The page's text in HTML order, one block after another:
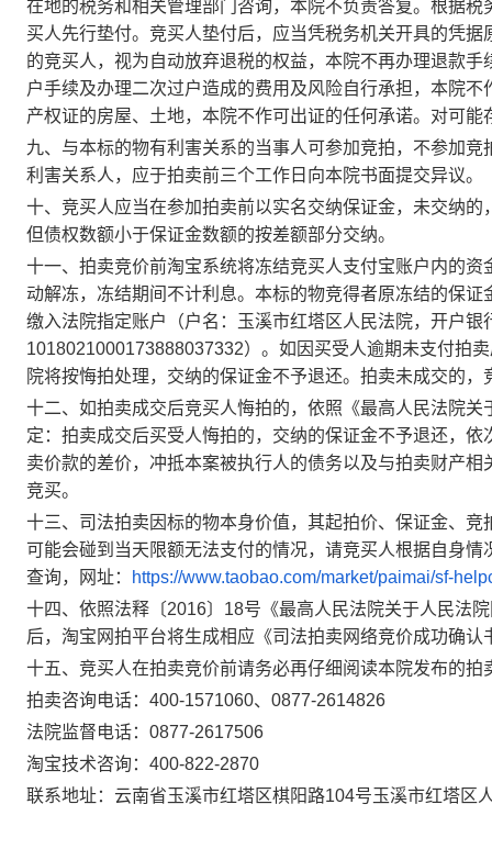
在地的税务和相关管理部门咨询，本院不负责答复。根据
买人先行垫付。竞买人垫付后，应当凭税务机关开具的凭据
的竞买人，视为自动放弃退税的权益，本院不再办理退款
户手续及办理二次过户造成的费用及风险自行承担，本院
产权证的房屋、土地，本院不作可出证的任何承诺。 对可能
九、与本标的物有利害关系的当事人可参加竞拍，不参加
利害关系人，应于拍卖前三个工作日向本院书面提交异议。
十、竞买人应当在参加拍卖前以实名交纳保证金，未交纳
但债权数额小于保证金数额的按差额部分交纳。
十一、拍卖竞价前淘宝系统将冻结竞买人支付宝账户内的
动解冻，冻结期间不计利息。本标的物竞得者原冻结的保
缴入法院指定账户
（户名：玉溪市红塔区人民法院，开户
1018021000173888037332）。 如因买受人逾期未支付拍
院将按悔拍处理，交纳的保证金不予退还。 拍卖未成交的，
十二、如拍卖成交后竞买人悔拍的，依照《最高人民法院
定：拍卖成交后买受人悔拍的，交纳的保证金不予退还，
卖价款的差价，冲抵本案被执行人的债务以及与拍卖财产
竞买。
十三、司法拍卖因标的物本身价值，其起拍价、保证金、
可能会碰到当天限额无法支付的情况，请竞买人根据自身
查询，网址：
https://www.taobao.com/market/paimai/sf-
十四、依照法释〔2016〕18号《最高人民法院关于人民法
后，淘宝网拍平台将生成相应《司法拍卖网络竞价成功确
十五、 竞买人在拍卖竞价前请务必再仔细阅读本院发布的
拍卖咨询电话： 400-1571060、 0877-2614826
法院监督电话： 0877-2617506
淘宝技术咨询： 400-822-2870
联系地址：云南省玉溪市红塔区棋阳路104号玉溪市红塔区